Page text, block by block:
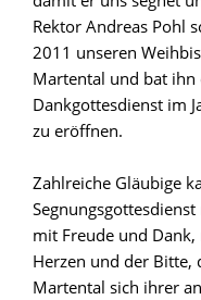
Rektor Andreas Pohl
2011 unseren
Martental und bat ihn
Dankgottesdienst im
zu eröffnen.
Zahlreiche Gläubige
mit Freude und
Herzen und der Bitte,
Martental sich ihrer